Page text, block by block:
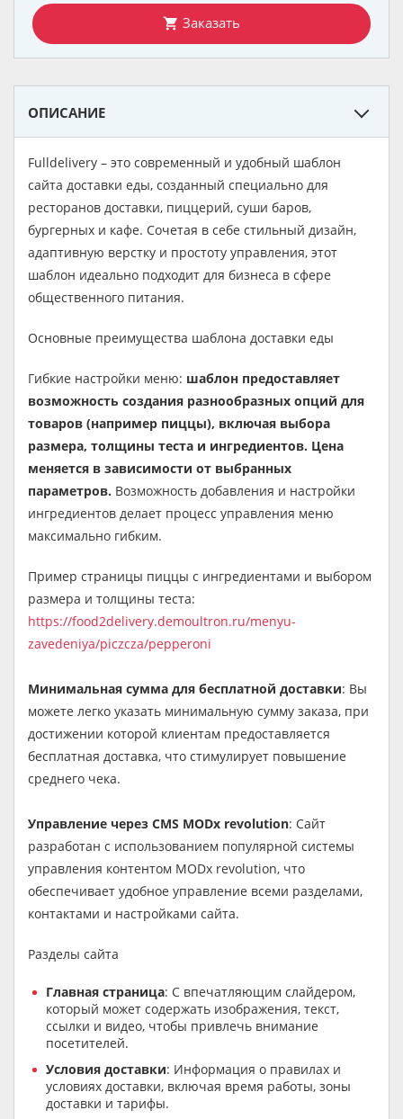
shopping_cart Заказать
ОПИСАНИЕ
Fulldelivery – это современный и удобный шаблон
сайта доставки еды, созданный специально для
ресторанов доставки, пиццерий, суши баров,
бургерных и кафе. Сочетая в себе стильный дизайн,
адаптивную верстку и простоту управления, этот
шаблон идеально подходит для бизнеса в сфере
общественного питания.
Основные преимущества шаблона доставки еды
Гибкие настройки меню: шаблон предоставляет
возможность создания разнообразных опций для
товаров (например пиццы), включая выбора
размера, толщины теста и ингредиентов. Цена
меняется в зависимости от выбранных
параметров. Возможность добавления и настройки
ингредиентов делает процесс управления меню
максимально гибким.
Пример страницы пиццы с ингредиентами и выбором
размера и толщины теста:
https://food2delivery.demoultron.ru/menyu-
zavedeniya/piczcza/pepperoni
Минимальная сумма для бесплатной доставки: Вы
можете легко указать минимальную сумму заказа, при
достижении которой клиентам предоставляется
бесплатная доставка, что стимулирует повышение
среднего чека.
Управление через CMS MODx revolution: Сайт
разработан с использованием популярной системы
управления контентом MODx revolution, что
обеспечивает удобное управление всеми разделами,
контактами и настройками сайта.
Разделы сайта
Главная страница: С впечатляющим слайдером,
который может содержать изображения, текст,
ссылки и видео, чтобы привлечь внимание
посетителей.
Условия доставки: Информация о правилах и
условиях доставки, включая время работы, зоны
доставки и тарифы.